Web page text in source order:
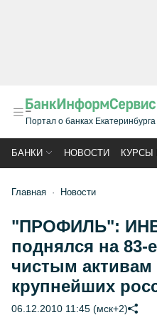
Портал о банках Екатеринбурга
БАНКИ НОВОСТИ КУРСЫ
Главная Новости
"ПРОФИЛЬ":
поднялся на 83-
чистым активам
крупнейших
06.12.2010 11:45 (мск+2)